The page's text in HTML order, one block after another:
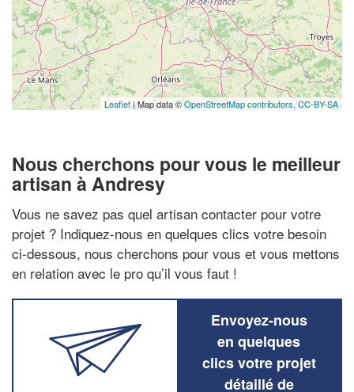
Leaflet| Map data ©OpenStreetMap contributors,CC-BY-SA
Nous cherchons pour vous le meilleur
artisan à Andresy
Vous ne savez pas quel artisan contacter pour votre
projet ? Indiquez-nous en quelques clics votre besoin
ci-dessous, nous cherchons pour vous et vous mettons
en relation avec le pro qu’il vous faut !
Envoyez-nous
en quelques
clics votre projet
détaillé de